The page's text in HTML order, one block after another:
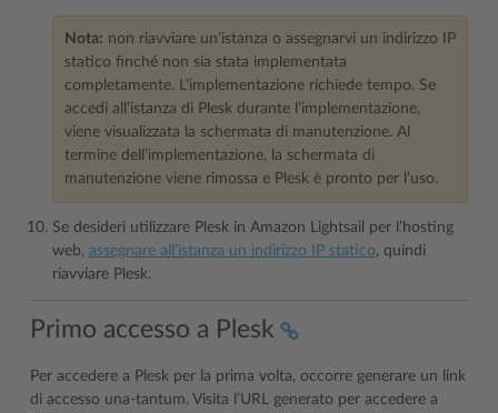
Nota: non riavviare un’istanza o assegnarvi un indirizzo IP
statico finché non sia stata implementata
completamente. L’implementazione richiede tempo. Se
accedi all’istanza di Plesk durante l’implementazione,
viene visualizzata la schermata di manutenzione. Al
termine dell’implementazione, la schermata di
manutenzione viene rimossa e Plesk è pronto per l’uso.
Se desideri utilizzare Plesk in Amazon Lightsail per l’hosting
web, assegnare all’istanza un indirizzo IP statico, quindi
riavviare Plesk.
Primo accesso a Plesk
Per accedere a Plesk per la prima volta, occorre generare un link
di accesso una-tantum. Visita l’URL generato per accedere a